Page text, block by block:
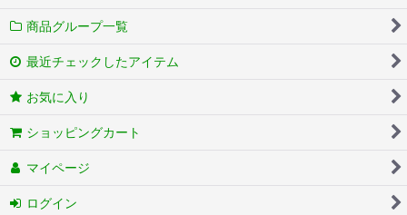
商品グループ一覧
最近チェックしたアイテム
お気に入り
ショッピングカート
マイページ
ログイン